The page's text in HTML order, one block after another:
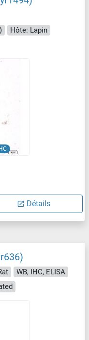
Hôte: Lapin
Détails
WB, IHC, ELISA